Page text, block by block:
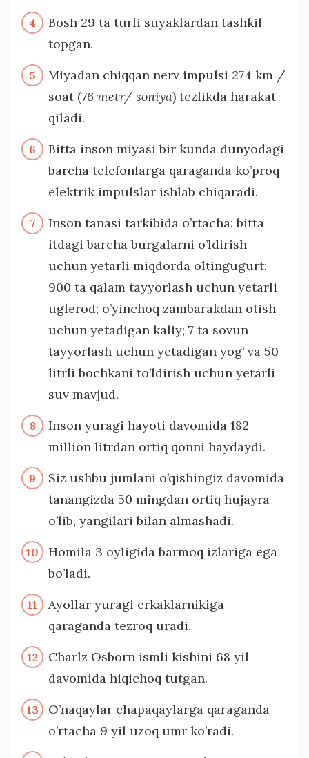
Bosh 29 ta turli suyaklardan tashkil
topgan.
Miyadan chiqqan nerv impulsi 274 km /
soat (76 metr/ soniya) tezlikda harakat
qiladi.
Bitta inson miyasi bir kunda dunyodagi
barcha telefonlarga qaraganda ko’proq
elektrik impulslar ishlab chiqaradi.
Inson tanasi tarkibida o’rtacha: bitta
itdagi barcha burgalarni o’ldirish
uchun yetarli miqdorda oltingugurt;
900 ta qalam tayyorlash uchun yetarli
uglerod; o’yinchoq zambarakdan otish
uchun yetadigan kaliy; 7 ta sovun
tayyorlash uchun yetadigan yog’ va 50
litrli bochkani to’ldirish uchun yetarli
suv mavjud.
Inson yuragi hayoti davomida 182
million litrdan ortiq qonni haydaydi.
Siz ushbu jumlani o’qishingiz davomida
tanangizda 50 mingdan ortiq hujayra
o’lib, yangilari bilan almashadi.
Homila 3 oyligida barmoq izlariga ega
bo’ladi.
Ayollar yuragi erkaklarnikiga
qaraganda tezroq uradi.
Charlz Osborn ismli kishini 68 yil
davomida hiqichoq tutgan.
O’naqaylar chapaqaylarga qaraganda
o’rtacha 9 yil uzoq umr ko’radi.